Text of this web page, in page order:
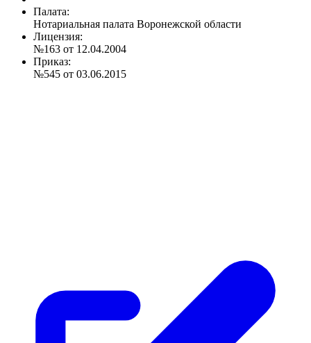
Палата:
Нотариальная палата Воронежской области
Лицензия:
№163 от 12.04.2004
Приказ:
№545 от 03.06.2015